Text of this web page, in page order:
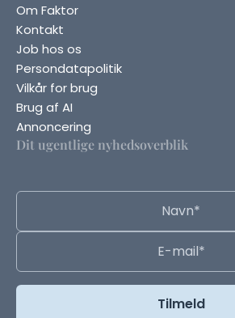
Om Faktor
Kontakt
Job hos os
Persondatapolitik
Vilkår for brug
Brug af AI
Annoncering
Dit ugentlige nyhedsoverblik